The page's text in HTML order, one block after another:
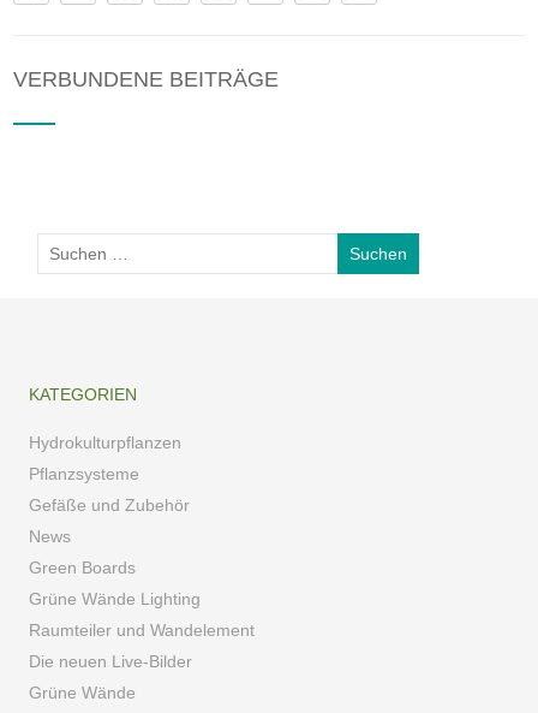
VERBUNDENE BEITRÄGE
KATEGORIEN
Hydrokulturpflanzen
Pflanzsysteme
Gefäße und Zubehör
News
Green Boards
Grüne Wände Lighting
Raumteiler und Wandelement
Die neuen Live-Bilder
Grüne Wände